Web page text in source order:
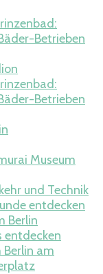
Betrieben
Betrieben
Museum
und Technik
entdecken
Berlin
entdecken
Berlin am